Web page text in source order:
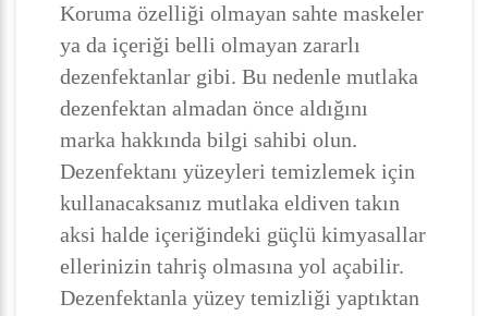
Koruma özelliği olmayan sahte maskeler
ya da içeriği belli olmayan zararlı
dezenfektanlar gibi. Bu nedenle mutlaka
dezenfektan almadan önce aldığını
marka hakkında bilgi sahibi olun.
Dezenfektanı yüzeyleri temizlemek için
kullanacaksanız mutlaka eldiven takın
aksi halde içeriğindeki güçlü kimyasallar
ellerinizin tahriş olmasına yol açabilir.
Dezenfektanla yüzey temizliği yaptıktan